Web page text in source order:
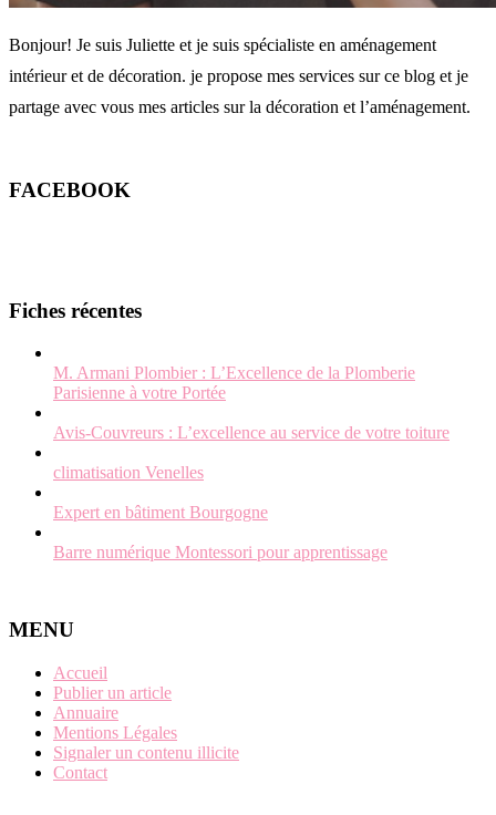
Bonjour! Je suis Juliette et je suis spécialiste en aménagement
intérieur et de décoration. je propose mes services sur ce blog et je
partage avec vous mes articles sur la décoration et l’aménagement.
FACEBOOK
Fiches récentes
M. Armani Plombier : L’Excellence de la Plomberie
Parisienne à votre Portée
Avis-Couvreurs : L’excellence au service de votre toiture
climatisation Venelles
Expert en bâtiment Bourgogne
Barre numérique Montessori pour apprentissage
MENU
Accueil
Publier un article
Annuaire
Mentions Légales
Signaler un contenu illicite
Contact